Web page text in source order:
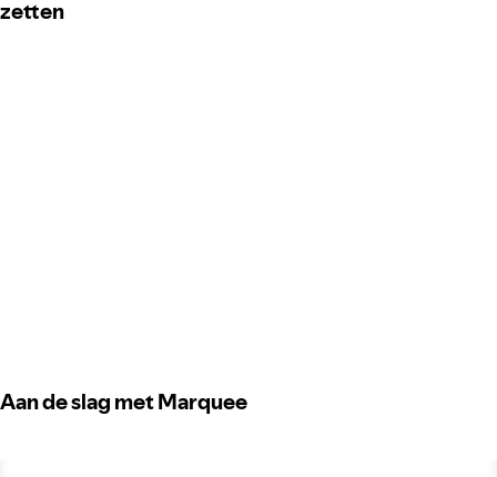
zetten
Aan de slag met Marquee